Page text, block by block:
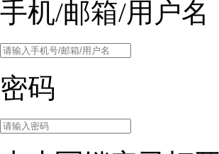
手机/邮箱/用户名
密码